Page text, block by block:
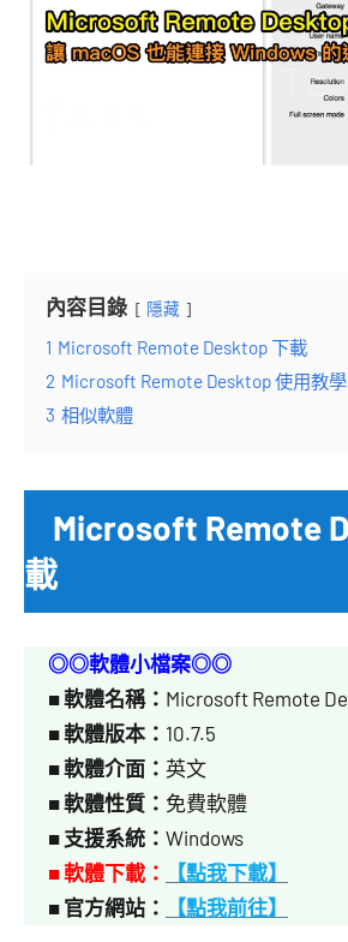
內容目錄 隱藏
1 Microsoft Remote Desktop 下載
2 Microsoft Remote Desktop 使用教學
3 相似軟體
Microsoft Remote
載
◎◎軟體小檔案◎◎
■軟體名稱： Microsoft Remote
■軟體版本： 10.7.5
■軟體介面： 英文
■軟體性質： 免費軟體
■ 支援系統： Windows
■ 軟體下載：
【點我下載】
■ 官方網站： 【點我前往】